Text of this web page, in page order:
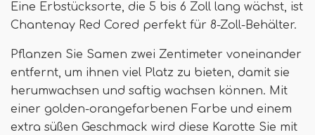
Eine Erbstücksorte, die 5 bis 6 Zoll lang wächst, ist
Chantenay Red Cored perfekt für 8-Zoll-Behälter.
Pflanzen Sie Samen zwei Zentimeter voneinander
entfernt, um ihnen viel Platz zu bieten, damit sie
herumwachsen und saftig wachsen können. Mit
einer golden-orangefarbenen Farbe und einem
extra süßen Geschmack wird diese Karotte Sie mit